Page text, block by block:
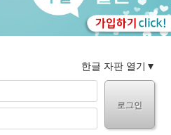
한글 자판 열기
로그인